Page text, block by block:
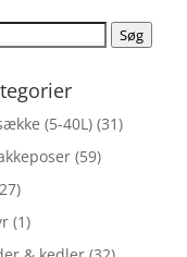
Søg
(5-40L) (31)
(59)
(1)